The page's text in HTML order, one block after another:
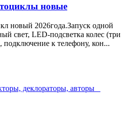
новые
новый 2026года.Запуск одной
свет, LED-подсветка колес (три
к телефону, кон...